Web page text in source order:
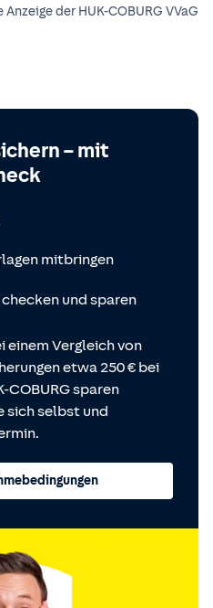
Anzeige der HUK-COBURG VVaG
– mit
mitbringen
und sparen
einem Vergleich von
etwa 250 € bei
COBURG sparen
sich selbst und